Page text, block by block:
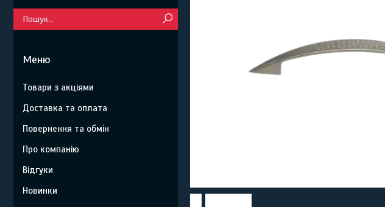
Товари з акціями
Доставка та оплата
Повернення та обмін
Про компанію
Відгуки
Новинки